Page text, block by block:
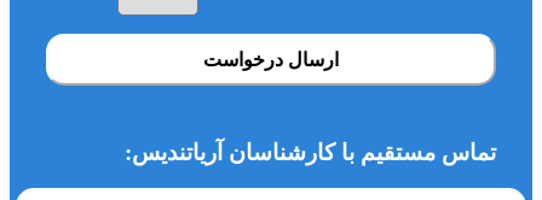
ارسال درخواست
تماس مستقیم با کارشناسان آریاتندیس: